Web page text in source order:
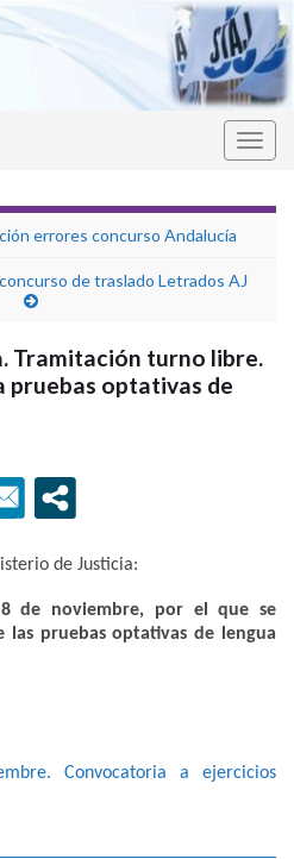
errores concurso Andalucía
de traslado Letrados AJ
Tramitación turno libre.
pruebas optativas de
de Justicia:
de noviembre, por el que se
las pruebas optativas de lengua
Convocatoria a ejercicios